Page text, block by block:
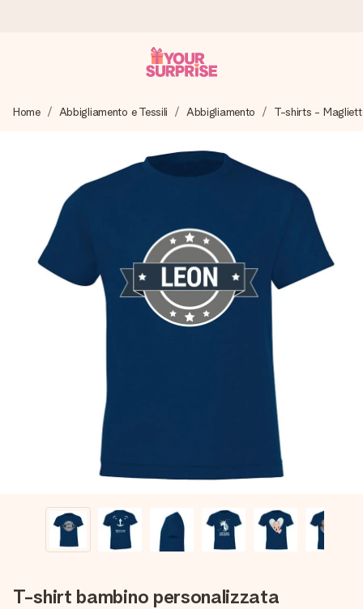
Prepariamo il tuo regalo con attenzione e lo spediamo in un
4,7 (basato su +15.000 recensioni)
I nostri regali ispirano. I clienti ci valutano 4,7 su Google
Reviews.
Biglietto d'auguri gratuito
Realizza qualcosa di unico in pochi passi – con il suo nome,
una tua foto o un messaggio che tocchi il cuore. Nessuna
complicazione, solo tanto amore per il momento perfetto.
Home Abbigliamento e Tessili Abbigliamento T-shirts -
T-shirt bambino personalizzata